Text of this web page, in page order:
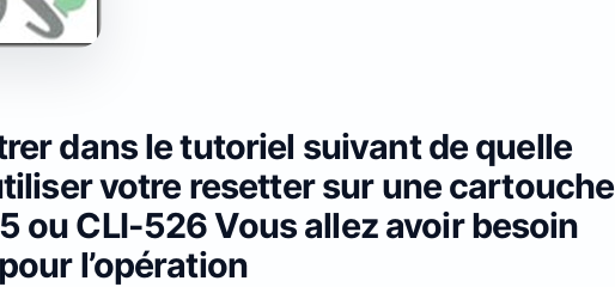
dans le tutoriel suivant de quelle
votre resetter sur une cartouche
ou CLI-526 Vous allez avoir besoin
l’opération